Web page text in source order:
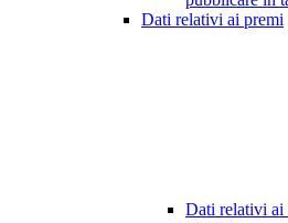
Dati relativi ai premi
Dati relativi ai